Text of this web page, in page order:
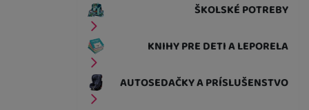
ŠKOLSKÉ POTREBY
KNIHY PRE DETI A LEPORELA
AUTOSEDAČKY A PRÍSLUŠENSTVO